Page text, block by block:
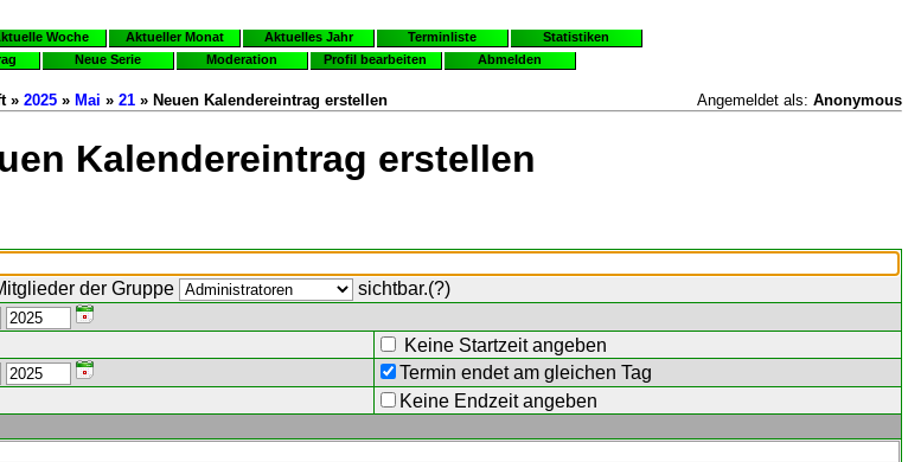
Woche Aktueller Monat Aktuelles Jahr Terminliste
Statistiken
Neue Serie Moderation Profil bearbeiten Abmelden
» 2025 » Mai » 21 » Neuen Kalendereintrag erstellen Angemeldet als: Anonymous
Kalendereintrag erstellen
der Gruppe sichtbar.(?)
Keine Startzeit angeben
Termin endet am gleichen Tag
Keine Endzeit angeben